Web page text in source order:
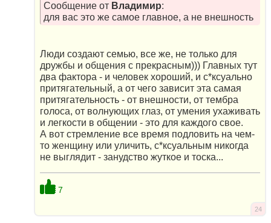
Сообщение от Владимир:
для вас это же самое главное, а не внешность
Люди создают семью, все же, не только для
дружбы и общения с прекрасным))) Главных тут
два фактора - и человек хороший, и с*ксуально
притягательный, а от чего зависит эта самая
притягательность - от внешности, от тембра
голоса, от волнующих глаз, от умения ухаживать
и легкости в общении - это для каждого свое.
А вот стремление все время подловить на чем-
то женщину или уличить, с*ксуальным никогда
не выглядит - занудство жуткое и тоска...
7
24